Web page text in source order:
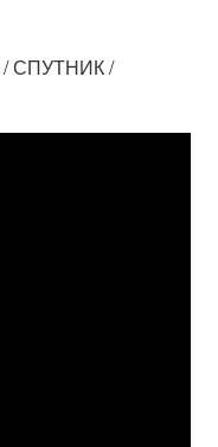
СПУТНИК /